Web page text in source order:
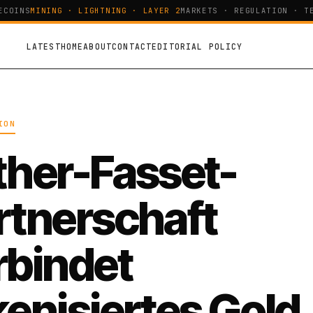
MINING · LIGHTNING · LAYER 2 MARKETS · REGULATION ·
LATESTHOMEABOUTCONTACTEDITORIAL POLICY
Fasset-